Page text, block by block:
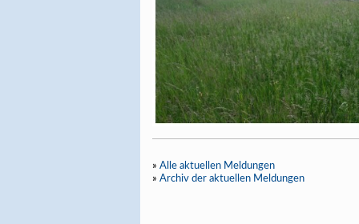
» Alle aktuellen Meldungen
» Archiv der aktuellen Meldungen